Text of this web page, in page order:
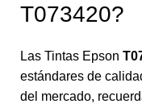
T073420?
Las Tintas Epson
estándares de
del mercado,